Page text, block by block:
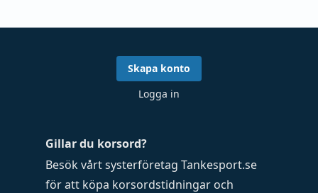
Gillar du korsord?
Besök vårt systerföretag Tankesport.se
för att köpa korsordstidningar och
Skapa konto
Logga in